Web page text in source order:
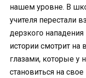
нашем уровне. В
учителя перестали
дерзкого
истории смотрит
глазами, которые у
становиться на